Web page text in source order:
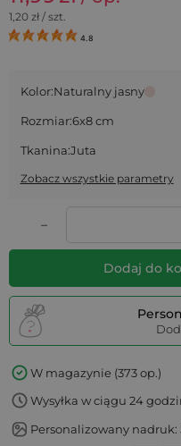
1,20 zł / szt.
4.8
Kolor:Naturalny jasny
Rozmiar:6x8 cm
Tkanina:Juta
Zobacz wszystkie parametry
–
Dodaj do
W magazynie (373 op.)
Wysyłka w ciągu 24
Personalizowany nadruk: